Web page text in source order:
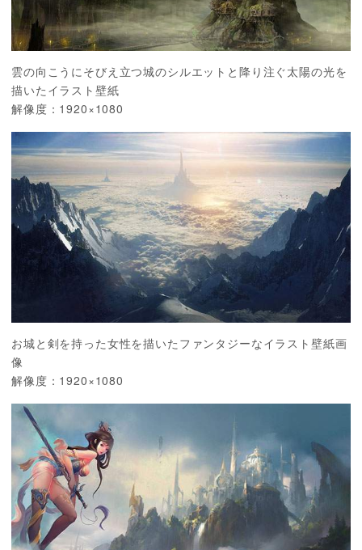
雲の向こうにそびえ立つ城のシルエットと降り注ぐ太陽の光を
描いたイラスト壁紙
解像度：1920×1080
お城と剣を持った女性を描いたファンタジーなイラスト壁紙画
像
解像度：1920×1080